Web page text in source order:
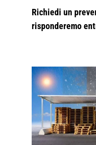
Richiedi un
risponderemo